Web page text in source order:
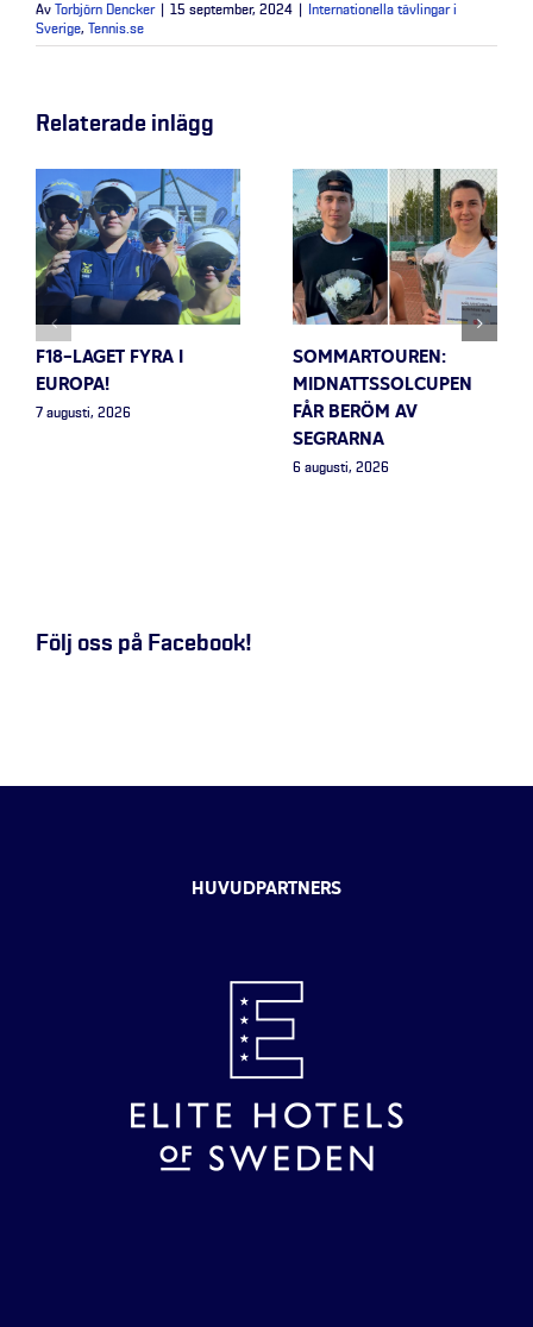
Av Torbjörn Dencker 15 september, 2024
Internationella tävlingar i
Sverige, Tennis.se
Relaterade inlägg
F18-LAGET FYRA I
EUROPA!
7 augusti, 2026
SOMMARTOUREN:
MIDNATTSSOLCUPEN
FÅR BERÖM AV
SEGRARNA
6 augusti, 2026
Följ oss på Facebook!
HUVUDPARTNERS